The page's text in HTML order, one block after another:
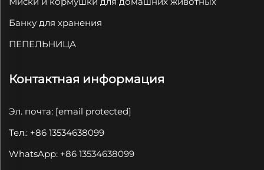
Банку для хранения
ПЕПЕЛЬНИЦА
Контактная информация
Эл. почта: [email protected]
Тел.: +86 13534638099
WhatsApp: +86 13534638099